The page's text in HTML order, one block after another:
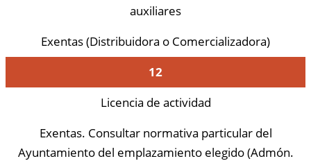
auxiliares
Exentas (Distribuidora o Comercializadora)
12
Licencia de actividad
Exentas. Consultar normativa particular del
Ayuntamiento del emplazamiento elegido (Admón.